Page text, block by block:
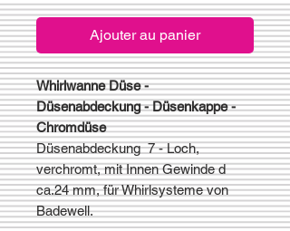
Ajouter au panier
Whirlwanne Düse -
Düsenabdeckung - Düsenkappe -
Chromdüse
Düsenabdeckung 7 - Loch,
verchromt, mit Innen Gewinde d
ca.24 mm, für Whirlsysteme von
Badewell.